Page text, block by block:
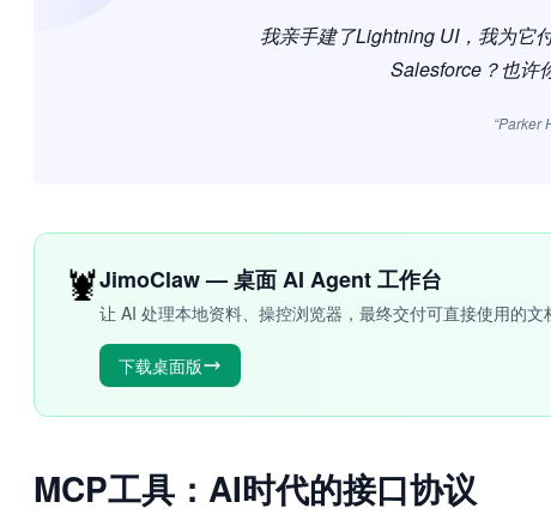
我亲手建了Lightning UI，我为它
Salesforce？也许
“Parker
🦞JimoClaw — 桌面 AI Agent 工作台
让 AI 处理本地资料、操控浏览器，最终交付可直接使用的文
下载桌面版
MCP工具：AI时代的接口协议